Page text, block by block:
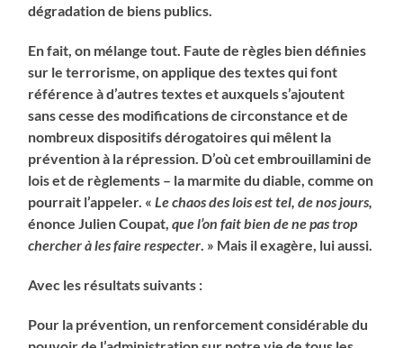
dégradation de biens publics.
En fait, on mélange tout. Faute de règles bien définies
sur le terrorisme, on applique des textes qui font
référence à d’autres textes et auxquels s’ajoutent
sans cesse des modifications de circonstance et de
nombreux dispositifs dérogatoires qui mêlent la
prévention à la répression. D’où cet embrouillamini de
lois et de règlements – la marmite du diable, comme on
pourrait l’appeler. « Le chaos des lois est tel, de nos jours,
énonce Julien Coupat, que l’on fait bien de ne pas trop
chercher à les faire respecter . » Mais il exagère, lui aussi.
Avec les résultats suivants :
Pour la prévention, un renforcement considérable du